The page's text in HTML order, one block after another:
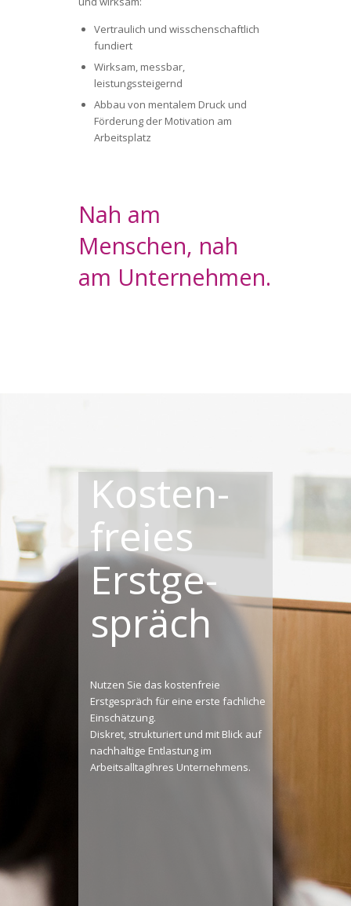
Vertraulich und wisschenschaftlich
fundiert
Wirksam, messbar,
leistungssteigernd
Abbau von mentalem Druck und
Förderung der Motivation am
Arbeitsplatz
Nah am
Menschen, nah
am Unternehmen.
Kosten­
freies
Erst­ge­
spräch
Nutzen Sie das kostenfreie
Erstgespräch für eine erste fachliche
Einschätzung.
Diskret, strukturiert und mit Blick auf
nachhaltige Entlastung im
ArbeitsalltagIhres Unternehmens.